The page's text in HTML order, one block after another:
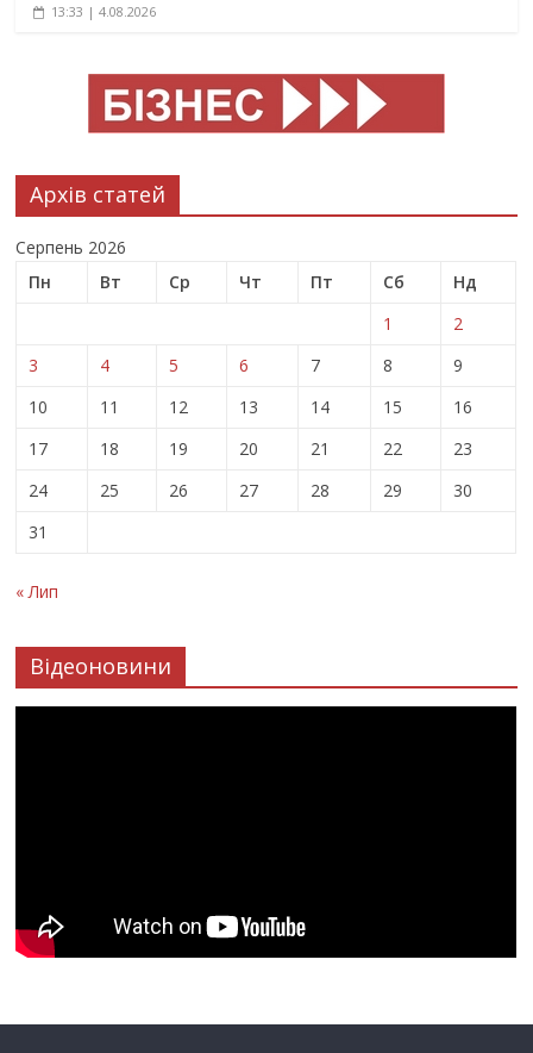
13:33 | 4.08.2026
Архів статей
Серпень 2026
Пн
Вт Ср Чт Пт Сб
Нд
1
2
3
4 5 6 7 8
9
10
11 12 13 14 15
16
17
18 19 20 21 22
23
24
25 26 27 28 29
30
31
« Лип
Відеоновини